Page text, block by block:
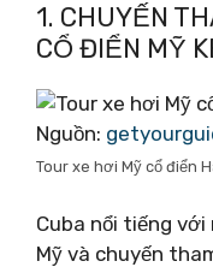
1. CHUYẾN
CỔ ĐIỂN MỸ
Nguồn:
Tour xe hơi Mỹ cổ điển
Cuba nổi tiếng với
Mỹ và chuyến